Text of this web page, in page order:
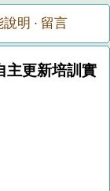
說明 · 留言
主更新培訓實